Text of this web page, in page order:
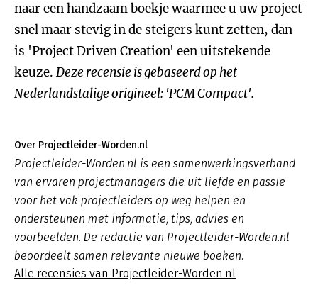
naar een handzaam boekje waarmee u uw project
snel maar stevig in de steigers kunt zetten, dan
is 'Project Driven Creation' een uitstekende
keuze. Deze recensie is gebaseerd op het
Nederlandstalige origineel: 'PCM Compact'.
Over Projectleider-Worden.nl
Projectleider-Worden.nl is een samenwerkingsverband
van ervaren projectmanagers die uit liefde en passie
voor het vak projectleiders op weg helpen en
ondersteunen met informatie, tips, advies en
voorbeelden. De redactie van Projectleider-Worden.nl
beoordeelt samen relevante nieuwe boeken.
Alle recensies van Projectleider-Worden.nl